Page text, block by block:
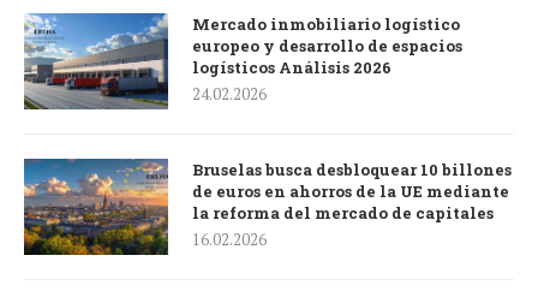
Mercado inmobiliario logístico
europeo y desarrollo de espacios
logísticos Análisis 2026
24.02.2026
Bruselas busca desbloquear 10 billones
de euros en ahorros de la UE mediante
la reforma del mercado de capitales
16.02.2026